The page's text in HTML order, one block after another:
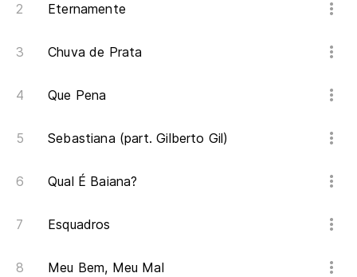
Eternamente
Chuva de Prata
Que Pena
Sebastiana (part. Gilberto Gil)
Qual É Baiana?
Esquadros
Meu Bem, Meu Mal